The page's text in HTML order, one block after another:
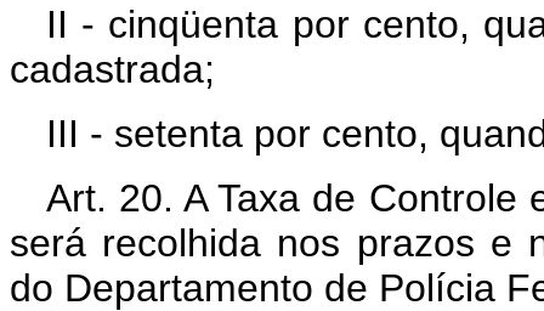
II - cinqüenta por cento,
cadastrada;
III - setenta por cento,
Art. 20. A Taxa de Controle
será recolhida nos prazos e
do Departamento de Polícia